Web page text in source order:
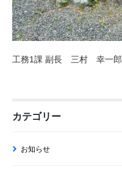
工務1課 副長 三村 幸一郎
カテゴリー
お知らせ